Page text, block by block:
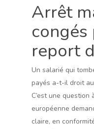
Arrêt
congés
report
Un salarié qui
payés a-t-il droit
C’est une question
européenne
claire, en